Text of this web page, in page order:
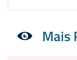
Mais